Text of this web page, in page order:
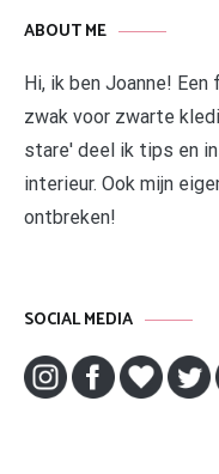
ABOUT ME
Hi, ik ben Joanne!
zwak voor zwarte
stare' deel ik tips en
interieur. Ook mijn
ontbreken!
SOCIAL MEDIA